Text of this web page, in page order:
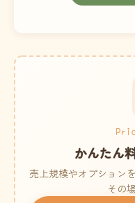
かんたん
売上規模やオプション
その